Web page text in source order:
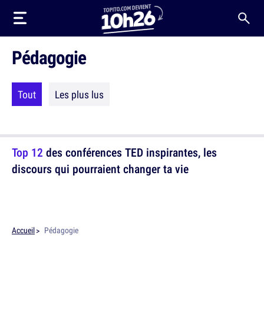
Pédagogie
Tout Les plus lus
Top 12 des conférences TED inspirantes, les
discours qui pourraient changer ta vie
Accueil Pédagogie